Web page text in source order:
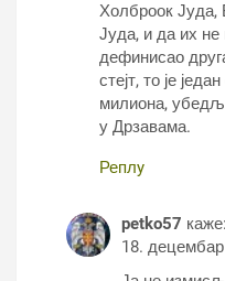
Холброок Јуда,
Јуда, и да их не
дефинисао
стејт, то је
милиона,
у Дрзавама.
Реплy
petko57 каже:
18.